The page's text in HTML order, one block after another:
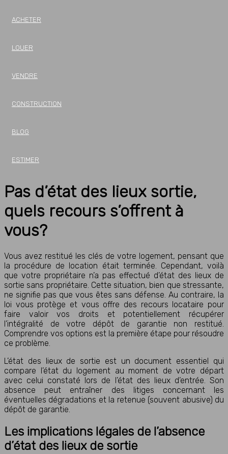
ACHETER
LOUER
VENDRE
CONSTRUCTION
BLOG
ESTIMER
Pas d’état des lieux sortie,
quels recours s’offrent à
vous?
Vous avez restitué les clés de votre logement, pensant que
la procédure de location était terminée. Cependant, voilà
que votre propriétaire n’a pas effectué d’état des lieux de
sortie sans propriétaire. Cette situation, bien que stressante,
ne signifie pas que vous êtes sans défense. Au contraire, la
loi vous protège et vous offre des recours locataire pour
faire valoir vos droits et potentiellement récupérer
l’intégralité de votre dépôt de garantie non restitué.
Comprendre vos options est la première étape pour résoudre
ce problème.
L’état des lieux de sortie est un document essentiel qui
compare l’état du logement au moment de votre départ
avec celui constaté lors de l’état des lieux d’entrée. Son
absence peut entraîner des litiges concernant les
éventuelles dégradations et la retenue (souvent abusive) du
dépôt de garantie.
Les implications légales de l’absence
d’état des lieux de sortie